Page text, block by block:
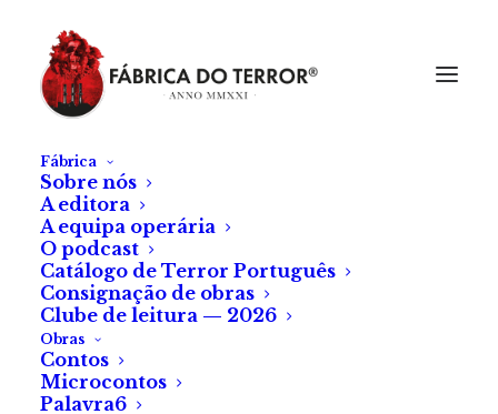
Fábrica
Sobre nós
A editora
A equipa operária
O podcast
Catálogo de Terror Português
Consignação de obras
Clube de leitura — 2026
Obras
Contos
Microcontos
Palavra6